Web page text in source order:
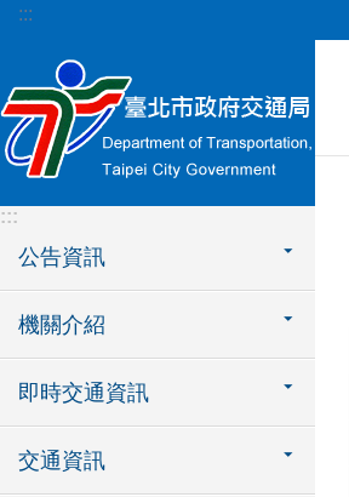
跳到主要內容區塊
:::
:::
公告資訊
機關介紹
即時交通資訊
交通資訊